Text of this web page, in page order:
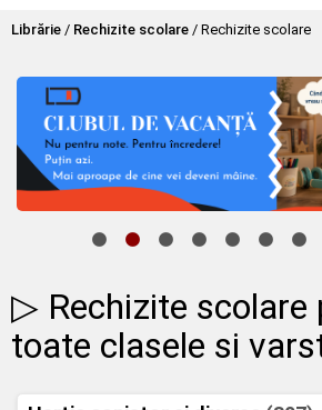
Librărie / Rechizite scolare / Rechizite scolare
▷ Rechizite scolare
toate clasele si